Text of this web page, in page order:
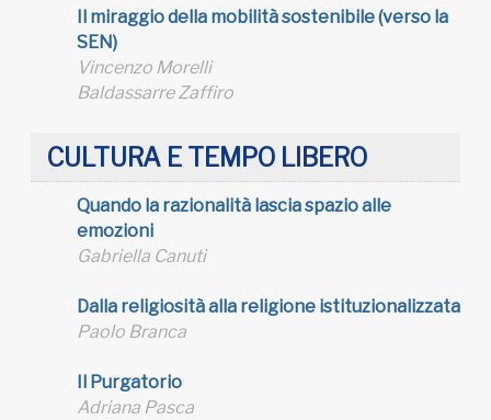
Il miraggio della mobilità sostenibile (verso la
SEN)
Vincenzo Morelli
Baldassarre Zaffiro
CULTURA E TEMPO LIBERO
Quando la razionalità lascia spazio alle
emozioni
Gabriella Canuti
Dalla religiosità alla religione istituzionalizzata
Paolo Branca
Il Purgatorio
Adriana Pasca